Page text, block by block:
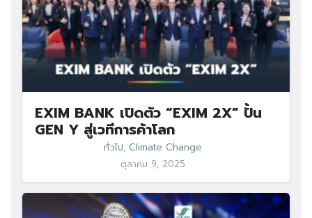
EXIM BANK เปิดตัว “EXIM 2X” ปั้น
GEN Y สู่เวทีการค้าโลก
ทั่วไป, Climate Change
ตุลาคม 9, 2025